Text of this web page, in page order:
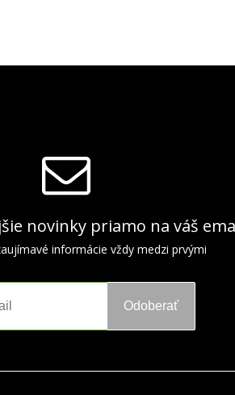
novinky priamo na váš
informácie vždy medzi prvými
Odoberať